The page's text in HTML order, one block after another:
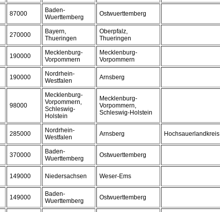
87000
Baden-
Wuerttemberg
Ostwuerttemberg
270000
Bayern,
Thueringen
Oberpfalz,
Thueringen
190000
Mecklenburg-
Vorpommern
Mecklenburg-
Vorpommern
190000
Nordrhein-
Westfalen
Arnsberg
98000
Mecklenburg-
Vorpommern,
Schleswig-
Holstein
Mecklenburg-
Vorpommern,
Schleswig-Holstein
285000
Nordrhein-
Westfalen
Arnsberg Hochsauerlandkreis
370000
Baden-
Wuerttemberg
Ostwuerttemberg
149000 Niedersachsen Weser-Ems
149000
Baden-
Wuerttemberg
Ostwuerttemberg